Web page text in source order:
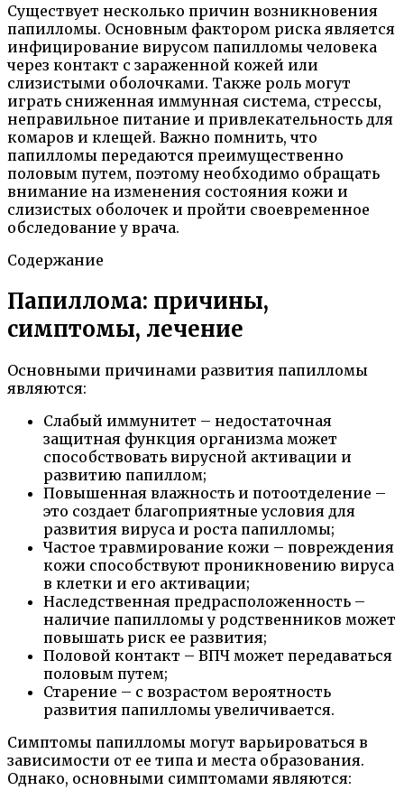
Существует несколько причин возникновения
папилломы. Основным фактором риска является
инфицирование вирусом папилломы человека
через контакт с зараженной кожей или
слизистыми оболочками. Также роль могут
играть сниженная иммунная система, стрессы,
неправильное питание и привлекательность для
комаров и клещей. Важно помнить, что
папилломы передаются преимущественно
половым путем, поэтому необходимо обращать
внимание на изменения состояния кожи и
слизистых оболочек и пройти своевременное
обследование у врача.
Содержание
Папиллома: причины,
симптомы, лечение
Основными причинами развития папилломы
являются:
Слабый иммунитет – недостаточная
защитная функция организма может
способствовать вирусной активации и
развитию папиллом;
Повышенная влажность и потоотделение –
это создает благоприятные условия для
развития вируса и роста папилломы;
Частое травмирование кожи – повреждения
кожи способствуют проникновению вируса
в клетки и его активации;
Наследственная предрасположенность –
наличие папилломы у родственников может
повышать риск ее развития;
Половой контакт – ВПЧ может передаваться
половым путем;
Старение – с возрастом вероятность
развития папилломы увеличивается.
Симптомы папилломы могут варьироваться в
зависимости от ее типа и места образования.
Однако, основными симптомами являются: